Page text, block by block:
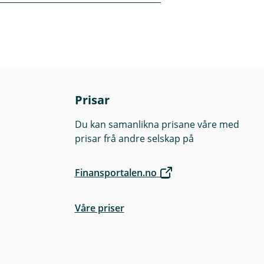
og
Prisar
Du kan samanlikna prisane våre med
prisar frå andre selskap på
Finansportalen.no
Våre priser